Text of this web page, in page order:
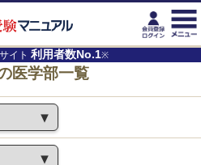
イト 利用者数No.1※
医学部一覧